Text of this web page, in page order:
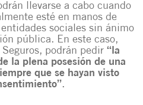
llevarse a cabo cuando
esté en manos de
sociales sin ánimo
pública. En este caso,
podrán pedir“la
la plena posesión de una
que se hayan visto
.